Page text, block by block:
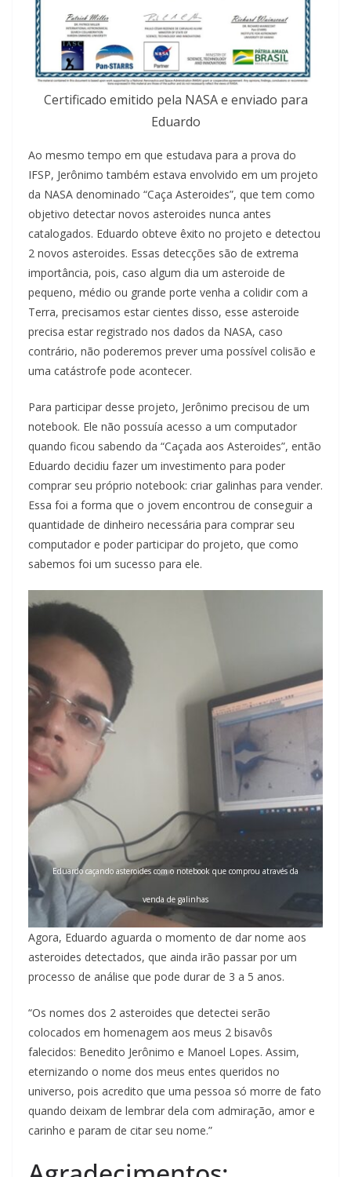
Certificado emitido pela NASA e enviado para
Eduardo
Ao mesmo tempo em que estudava para a prova do
IFSP, Jerônimo também estava envolvido em um projeto
da NASA denominado “Caça Asteroides”, que tem como
objetivo detectar novos asteroides nunca antes
catalogados. Eduardo obteve êxito no projeto e detectou
2 novos asteroides. Essas detecções são de extrema
importância, pois, caso algum dia um asteroide de
pequeno, médio ou grande porte venha a colidir com a
Terra, precisamos estar cientes disso, esse asteroide
precisa estar registrado nos dados da NASA, caso
contrário, não poderemos prever uma possível colisão e
uma catástrofe pode acontecer.
Para participar desse projeto, Jerônimo precisou de um
notebook. Ele não possuía acesso a um computador
quando ficou sabendo da “Caçada aos Asteroides”, então
Eduardo decidiu fazer um investimento para poder
comprar seu próprio notebook: criar galinhas para vender.
Essa foi a forma que o jovem encontrou de conseguir a
quantidade de dinheiro necessária para comprar seu
computador e poder participar do projeto, que como
sabemos foi um sucesso para ele.
Eduardo caçando asteroides com o notebook que comprou através da
venda de galinhas
Agora, Eduardo aguarda o momento de dar nome aos
asteroides detectados, que ainda irão passar por um
processo de análise que pode durar de 3 a 5 anos.
“Os nomes dos 2 asteroides que detectei serão
colocados em homenagem aos meus 2 bisavôs
falecidos: Benedito Jerônimo e Manoel Lopes. Assim,
eternizando o nome dos meus entes queridos no
universo, pois acredito que uma pessoa só morre de fato
quando deixam de lembrar dela com admiração, amor e
carinho e param de citar seu nome.”